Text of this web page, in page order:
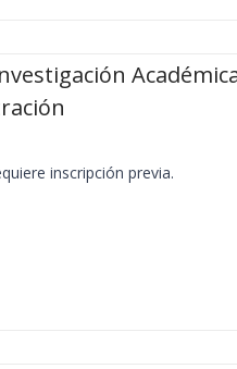
inscripción previa.